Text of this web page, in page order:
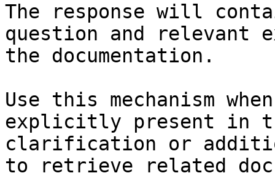
The response will
question and relevant
the documentation.
Use this mechanism
explicitly present in
clarification or